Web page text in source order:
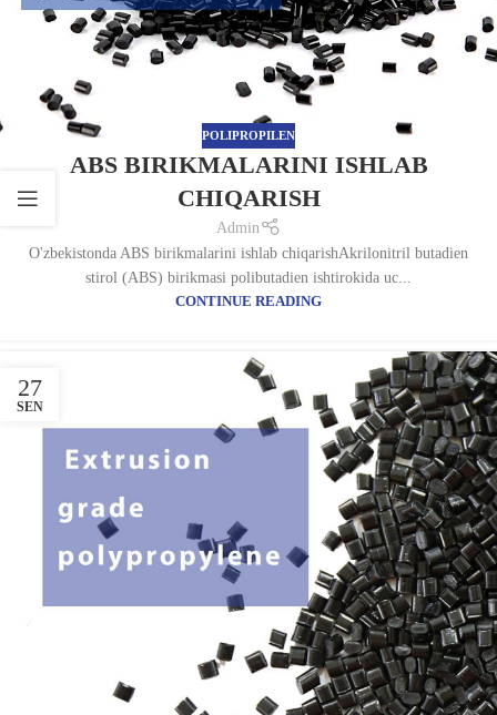
POLIPROPILEN
ABS BIRIKMALARINI ISHLAB
CHIQARISH
Admin
O'zbekistonda ABS birikmalarini ishlab chiqarishAkrilonitril butadien
stirol (ABS) birikmasi polibutadien ishtirokida uc...
CONTINUE READING
27
SEN